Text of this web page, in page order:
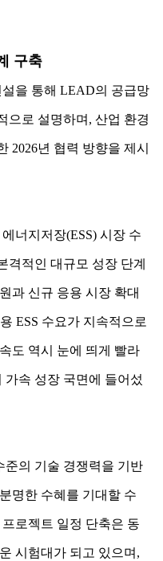
구축
을 통해 LEAD의 공급망
으로 설명하며, 산업 환경
2026년 협력 방향을 제시
너지저장(ESS) 시장 수
격적인 대규모 성장 단계
과 신규 응용 시장 확대
ESS 수요가 지속적으로
도 역시 눈에 띄게 빨라
가속 성장 국면에 들어섰
의 기술 경쟁력을 기반
명한 수혜를 기대할 수
로젝트 일정 단축은 동
시험대가 되고 있으며,